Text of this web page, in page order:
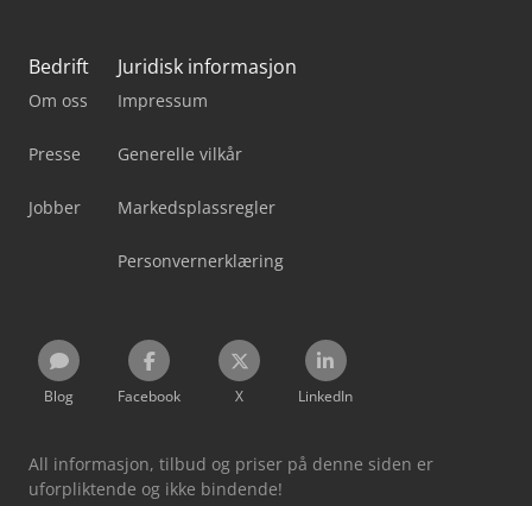
Bedrift
Om oss
Presse
Jobber
Juridisk informasjon
Impressum
Generelle vilkår
Markedsplassregler
Personvernerklæring
Blog Facebook X LinkedIn
All informasjon, tilbud og priser på denne siden er
uforpliktende og ikke bindende!